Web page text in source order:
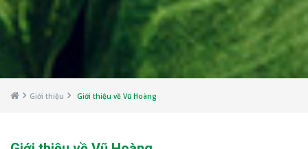
Giới thiệu Giới thiệu về Vũ Hoàng